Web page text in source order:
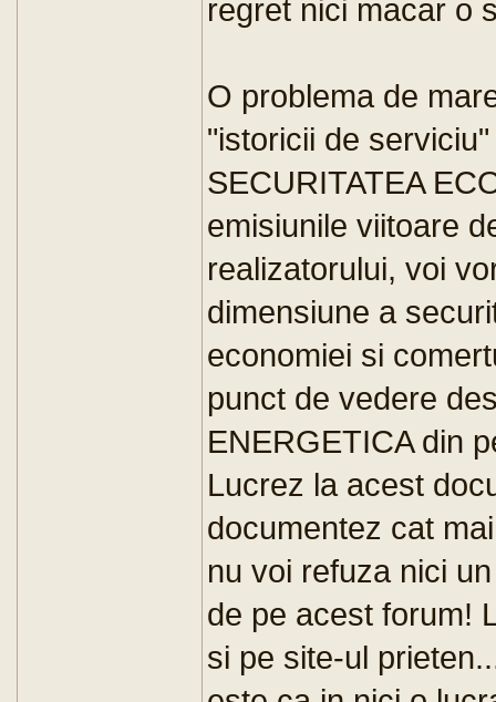
regret nici macar o
O problema de
"istoricii de
SECURITATEA
emisiunile viitoare
realizatorului, voi
dimensiune a
economiei si
punct de vedere
ENERGETICA din
Lucrez la acest
documentez cat
nu voi refuza nici
de pe acest forum!
si pe site-ul